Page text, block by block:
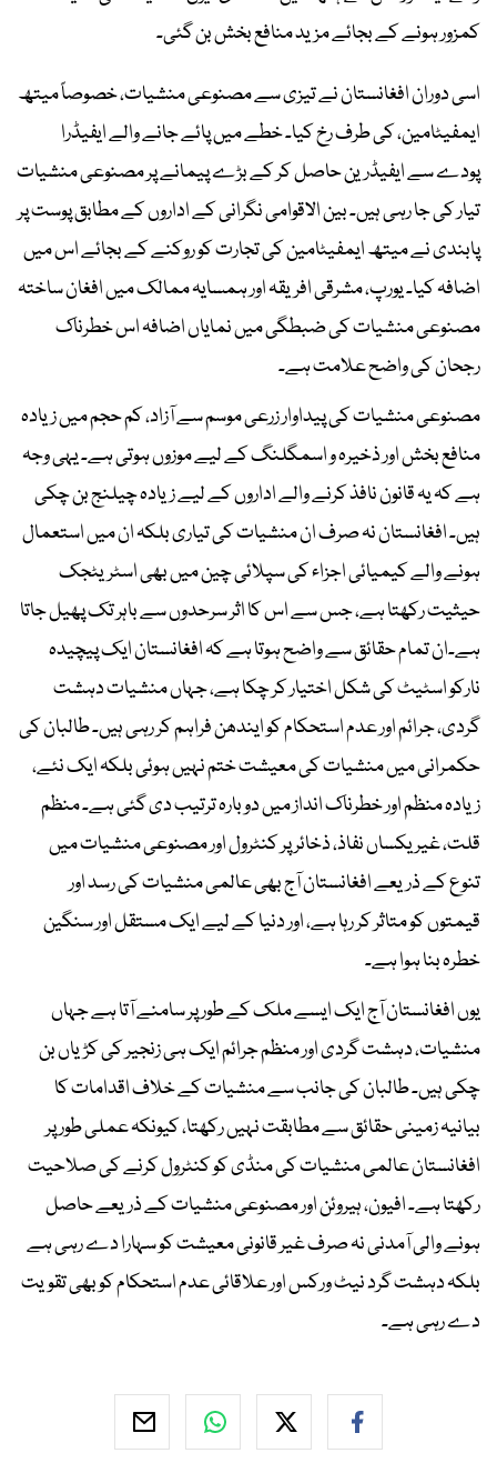
کمزور ہونے کے بجائے مزید منافع بخش بن گئی۔
اسی دوران افغانستان نے تیزی سے مصنوعی منشیات، خصوصاً میتھ
ایمفیٹامین، کی طرف رخ کیا۔ خطے میں پائے جانے والے ایفیڈرا
پودے سے ایفیڈرین حاصل کر کے بڑے پیمانے پر مصنوعی منشیات
تیار کی جا رہی ہیں۔ بین الاقوامی نگرانی کے اداروں کے مطابق پوست پر
پابندی نے میتھ ایمفیٹامین کی تجارت کو روکنے کے بجائے اس میں
اضافہ کیا۔ یورپ، مشرقی افریقہ اور ہمسایہ ممالک میں افغان ساختہ
مصنوعی منشیات کی ضبطگی میں نمایاں اضافہ اس خطرناک
رجحان کی واضح علامت ہے۔
مصنوعی منشیات کی پیداوار زرعی موسم سے آزاد، کم حجم میں زیادہ
منافع بخش اور ذخیرہ و اسمگلنگ کے لیے موزوں ہوتی ہے۔ یہی وجہ
ہے کہ یہ قانون نافذ کرنے والے اداروں کے لیے زیادہ چیلنج بن چکی
ہیں۔ افغانستان نہ صرف ان منشیات کی تیاری بلکہ ان میں استعمال
ہونے والے کیمیائی اجزاء کی سپلائی چین میں بھی اسٹریٹجک
حیثیت رکھتا ہے، جس سے اس کا اثر سرحدوں سے باہر تک پھیل جاتا
ہے۔ان تمام حقائق سے واضح ہوتا ہے کہ افغانستان ایک پیچیدہ
نارکو اسٹیٹ کی شکل اختیار کر چکا ہے، جہاں منشیات دہشت
گردی، جرائم اور عدم استحکام کو ایندھن فراہم کر رہی ہیں۔ طالبان کی
حکمرانی میں منشیات کی معیشت ختم نہیں ہوئی بلکہ ایک نئے،
زیادہ منظم اور خطرناک انداز میں دوبارہ ترتیب دی گئی ہے۔ منظم
قلت، غیر یکساں نفاذ، ذخائر پر کنٹرول اور مصنوعی منشیات میں
تنوع کے ذریعے افغانستان آج بھی عالمی منشیات کی رسد اور
قیمتوں کو متاثر کر رہا ہے، اور دنیا کے لیے ایک مستقل اور سنگین
خطرہ بنا ہوا ہے۔
یوں افغانستان آج ایک ایسے ملک کے طور پر سامنے آتا ہے جہاں
منشیات، دہشت گردی اور منظم جرائم ایک ہی زنجیر کی کڑیاں بن
چکی ہیں۔ طالبان کی جانب سے منشیات کے خلاف اقدامات کا
بیانیہ زمینی حقائق سے مطابقت نہیں رکھتا، کیونکہ عملی طور پر
افغانستان عالمی منشیات کی منڈی کو کنٹرول کرنے کی صلاحیت
رکھتا ہے۔ افیون، ہیروئن اور مصنوعی منشیات کے ذریعے حاصل
ہونے والی آمدنی نہ صرف غیر قانونی معیشت کو سہارا دے رہی ہے
بلکہ دہشت گرد نیٹ ورکس اور علاقائی عدم استحکام کو بھی تقویت
دے رہی ہے۔